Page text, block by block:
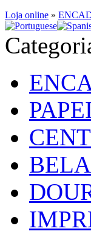
Loja online »